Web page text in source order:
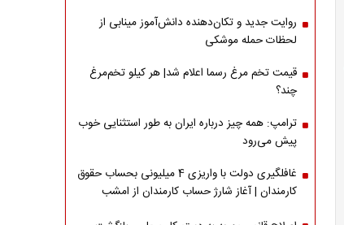
روایت جدید و تکان‌دهنده دانش‌آموز مینابی از
لحظات حمله موشکی
قیمت تخم مرغ رسما اعلام شد| هر کیلو تخم‌مرغ
چند؟
ترامپ: همه چیز درباره ایران به طور استثنایی خوب
پیش می‌رود
غافلگیری دولت با واریزی 4 میلیونی بحساب حقوق
کارمندان | آغاز شارژ حساب کارمندان از امشب